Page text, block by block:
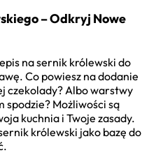
– Odkryj Nowe
na sernik królewski do
Co powiesz na dodanie
czekolady? Albo warstwy
spodzie? Możliwości są
kuchnia i Twoje zasady.
królewski jako bazę do